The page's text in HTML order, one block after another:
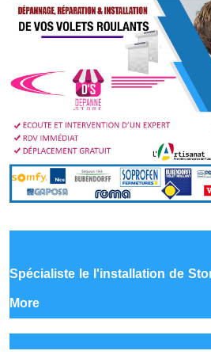
Spécialiste le l'installation de
More